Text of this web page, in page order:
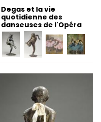
Degas et la vie
quotidienne des
danseuses de l'Opéra